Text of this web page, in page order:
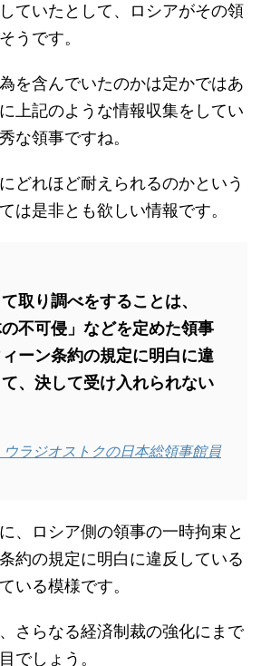
ていたとして、ロシアがその領
うです。
を含んでいたのかは定かではあ
上記のような情報収集をしてい
な領事ですね。
どれほど耐えられるのかという
は是非とも欲しい情報です。
取り調べをすることは、
の不可侵」などを定めた領事
ーン条約の規定に明白に違
、決して受け入れられない
ウラジオストクの日本総領事館員
、ロシア側の領事の一時拘束と
約の規定に明白に違反している
いる模様です。
さらなる経済制裁の強化にまで
でしょう。